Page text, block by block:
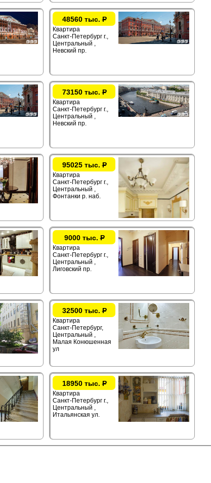
48560 тыс.Р
Квартира
Санкт-Петербург г.,
Центральный ,
Невский пр.
73150 тыс.Р
Квартира
Санкт-Петербург г.,
Центральный ,
Невский пр.
95025 тыс.Р
Квартира
Санкт-Петербург г.,
Центральный ,
Фонтанки р. наб.
9000 тыс.Р
Квартира
Санкт-Петербург г.,
Центральный ,
Лиговский пр.
32500 тыс.Р
Квартира
Санкт-Петербург,
Центральный ,
Малая Конюшенная
ул
18950 тыс.Р
Квартира
Санкт-Петербург г.,
Центральный ,
Итальянская ул.